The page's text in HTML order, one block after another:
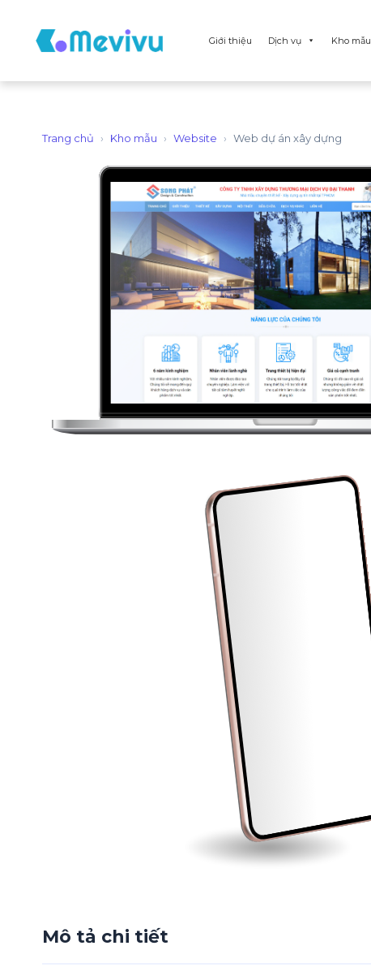
Giới thiệu Dịch vụ Kho mẫu
Trang chủ › Kho mẫu › Website › Web dự án xây dựng
Mô tả chi tiết